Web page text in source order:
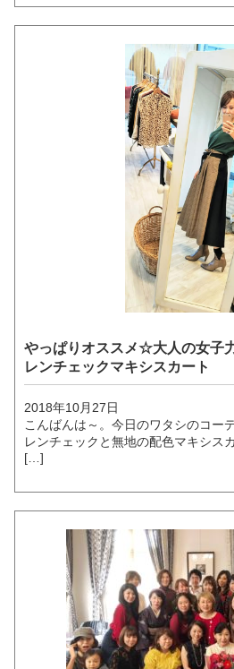
やっぱりオススメ☆大人の女子
レンチェックマキシスカート
2018年10月27日
こんばんは～。今日のワタシのコー
レンチェックと無地の配色マキシス
[…]